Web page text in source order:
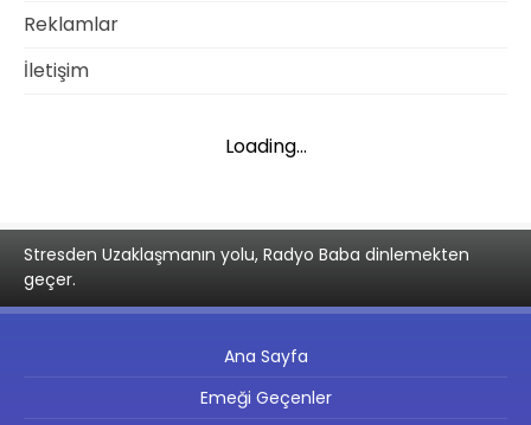
Reklamlar
İletişim
Loading...
Stresden Uzaklaşmanın yolu, Radyo Baba dinlemekten
geçer.
Ana Sayfa
Emeği Geçenler